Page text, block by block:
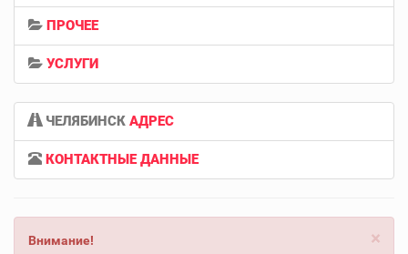
ПРОЧЕЕ
УСЛУГИ
ЧЕЛЯБИНСК АДРЕС
КОНТАКТНЫЕ ДАННЫЕ
×
Внимание!